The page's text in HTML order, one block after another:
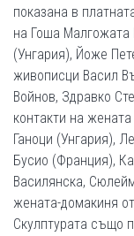
показана в
на Гоша
(Унгария), Йоже
живописци Васил
Войнов, Здравко
контакти на
Ганоци (Унгария),
Бусио (Франция),
Василянска,
жената-домакиня
Скулптурата също